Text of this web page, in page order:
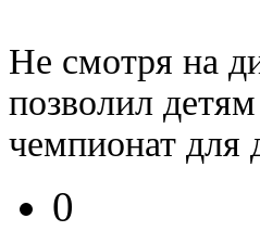
Не смотря на
позволил
чемпионат для
0